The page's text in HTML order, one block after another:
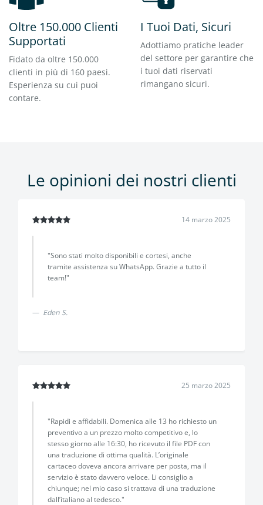
Oltre 150.000 Clienti
Supportati
Fidato da oltre 150.000
clienti in più di 160 paesi.
Esperienza su cui puoi
contare.
I Tuoi Dati, Sicuri
Adottiamo pratiche leader
del settore per garantire che
i tuoi dati riservati
rimangano sicuri.
Le opinioni dei nostri clienti
14 marzo 2025
"Sono stati molto disponibili e cortesi, anche
tramite assistenza su WhatsApp. Grazie a tutto il
team!"
Eden S.
25 marzo 2025
"Rapidi e affidabili. Domenica alle 13 ho richiesto un
preventivo a un prezzo molto competitivo e, lo
stesso giorno alle 16:30, ho ricevuto il file PDF con
una traduzione di ottima qualità. L’originale
cartaceo doveva ancora arrivare per posta, ma il
servizio è stato davvero veloce. Li consiglio a
chiunque; nel mio caso si trattava di una traduzione
dall’italiano al tedesco."